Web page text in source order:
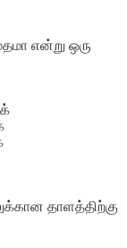
என்று ஒரு
தாளத்திற்கு